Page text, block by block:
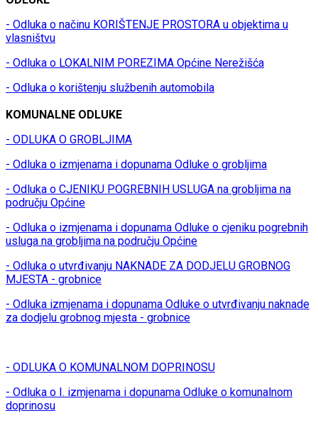
- Odluka o načinu KORIŠTENJE PROSTORA u objektima u
vlasništvu
- Odluka o LOKALNIM POREZIMA Općine Nerežišća
- Odluka o korištenju službenih automobila
KOMUNALNE ODLUKE
- ODLUKA O GROBLJIMA
- Odluka o izmjenama i dopunama Odluke o grobljima
- Odluka o CJENIKU POGREBNIH USLUGA na grobljima na
području Općine
- Odluka o izmjenama i dopunama Odluke o cjeniku pogrebnih
usluga na grobljima na području Općine
- Odluka o utvrđivanju NAKNADE ZA DODJELU GROBNOG
MJESTA - grobnice
- Odluka izmjenama i dopunama Odluke o utvrđivanju naknade
za dodjelu grobnog mjesta - grobnice
- ODLUKA O KOMUNALNOM DOPRINOSU
- Odluka o I. izmjenama i dopunama Odluke o komunalnom
doprinosu